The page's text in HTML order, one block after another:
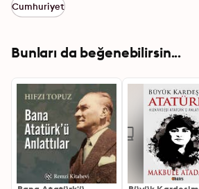
Cumhuriyet
Bunları da beğenebilirsin...